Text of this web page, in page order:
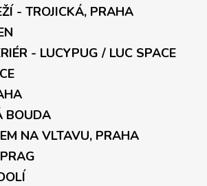
- TROJICKÁ, PRAHA
- LUCYPUG / LUC SPACE
BOUDA
NA VLTAVU, PRAHA